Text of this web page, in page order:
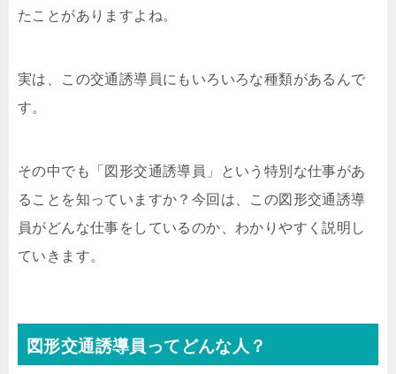
たことがありますよね。
実は、この交通誘導員にもいろいろな種類があるんで
す。
その中でも「図形交通誘導員」という特別な仕事があ
ることを知っていますか？今回は、この図形交通誘導
員がどんな仕事をしているのか、わかりやすく説明し
ていきます。
図形交通誘導員ってどんな人？